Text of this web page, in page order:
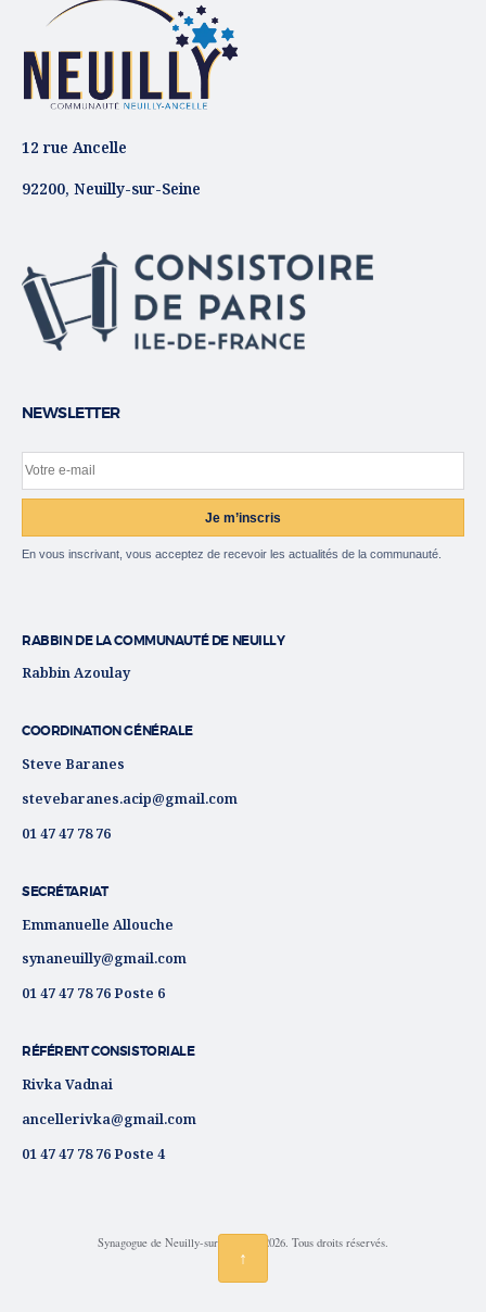
12 rue Ancelle
92200, Neuilly-sur-Seine
NEWSLETTER
Votre e-mail
Site web
Je m’inscris
En vous inscrivant, vous acceptez de recevoir les actualités de la communauté.
RABBIN DE LA COMMUNAUTÉ DE NEUILLY
Rabbin Azoulay
COORDINATION GÉNÉRALE
Steve Baranes
stevebaranes.acip@gmail.com
01 47 47 78 76
SECRÉTARIAT
Emmanuelle Allouche
synaneuilly@gmail.com
01 47 47 78 76 Poste 6
RÉFÉRENT CONSISTORIALE
Rivka Vadnai
ancellerivka@gmail.com
01 47 47 78 76 Poste 4
Synagogue de Neuilly-sur-Seine © 2026. Tous droits réservés.
↑